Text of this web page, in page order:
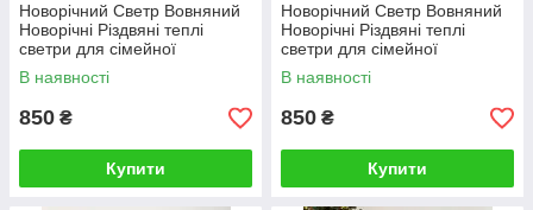
Новорічний Светр Вовняний
Новорічні Різдвяні теплі
светри для сімейної
фотосесії
В наявності
850 ₴
Купити
Новорічний Светр Вовняний
Новорічні Різдвяні теплі
светри для сімейної
фотосесії Туреччина
В наявності
850 ₴
Купити